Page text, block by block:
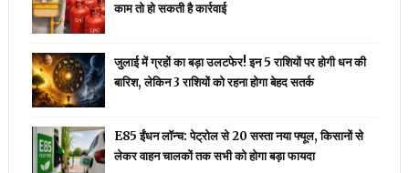
काम तो हो सकती है कार्रवाई
जुलाई में ग्रहों का बड़ा उलटफेर! इन 5 राशियों पर होगी धन की
बारिश, लेकिन 3 राशियों को रहना होगा बेहद सतर्क
E85 ईंधन लॉन्च: पेट्रोल से ₹20 सस्ता नया फ्यूल, किसानों से
लेकर वाहन चालकों तक सभी को होगा बड़ा फायदा